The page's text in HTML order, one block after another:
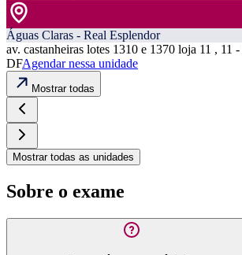
Águas Claras - Real Esplendor
av. castanheiras lotes 1310 e 1370 loja 11 , 11
DFAgendar nessa unidade
Mostrar todas
Mostrar todas as unidades
Sobre o exame